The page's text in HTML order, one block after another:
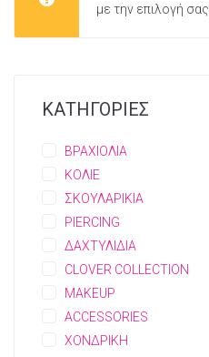
με την επιλογή σας.
ΚΑΤΗΓΟΡΙΕΣ
ΒΡΑΧΙΟΛΙΑ
ΚΟΛΙΕ
ΣΚΟΥΛΑΡΙΚΙΑ
PIERCING
ΔΑΧΤΥΛΙΔΙΑ
CLOVER COLLECTION
MAKEUP
ACCESSORIES
ΧΟΝΔΡΙΚΗ